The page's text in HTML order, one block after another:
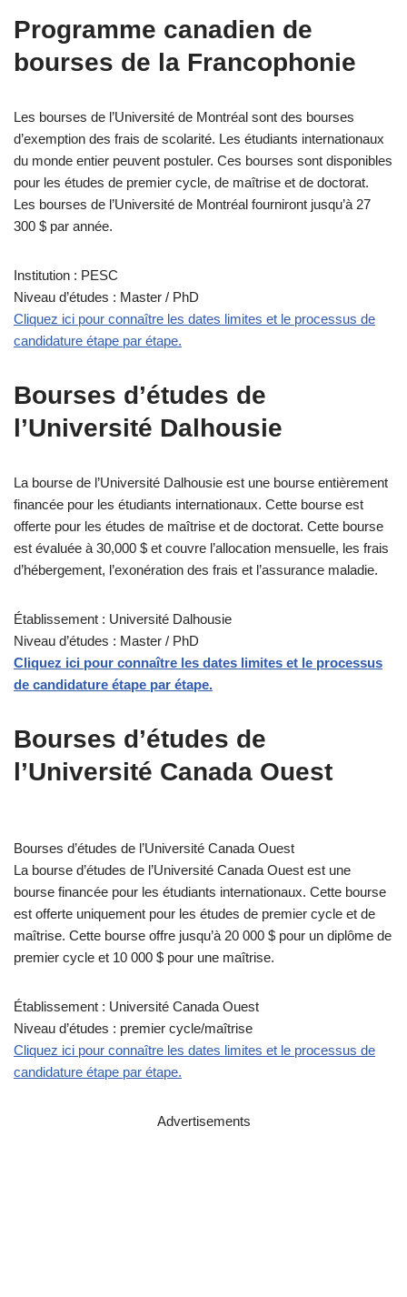
Programme canadien de
bourses de la Francophonie
Les bourses de l’Université de Montréal sont des bourses
d’exemption des frais de scolarité. Les étudiants internationaux
du monde entier peuvent postuler. Ces bourses sont disponibles
pour les études de premier cycle, de maîtrise et de doctorat.
Les bourses de l’Université de Montréal fourniront jusqu’à 27
300 $ par année.
Institution : PESC
Niveau d’études : Master / PhD
Cliquez ici pour connaître les dates limites et le processus de
candidature étape par étape.
Bourses d’études de
l’Université Dalhousie
La bourse de l’Université Dalhousie est une bourse entièrement
financée pour les étudiants internationaux. Cette bourse est
offerte pour les études de maîtrise et de doctorat. Cette bourse
est évaluée à 30,000 $ et couvre l’allocation mensuelle, les frais
d’hébergement, l’exonération des frais et l’assurance maladie.
Établissement : Université Dalhousie
Niveau d’études : Master / PhD
Cliquez ici pour connaître les dates limites et le processus
de candidature étape par étape.
Bourses d’études de
l’Université Canada Ouest
Bourses d’études de l’Université Canada Ouest
La bourse d’études de l’Université Canada Ouest est une
bourse financée pour les étudiants internationaux. Cette bourse
est offerte uniquement pour les études de premier cycle et de
maîtrise. Cette bourse offre jusqu’à 20 000 $ pour un diplôme de
premier cycle et 10 000 $ pour une maîtrise.
Établissement : Université Canada Ouest
Niveau d’études : premier cycle/maîtrise
Cliquez ici pour connaître les dates limites et le processus de
candidature étape par étape.
Advertisements